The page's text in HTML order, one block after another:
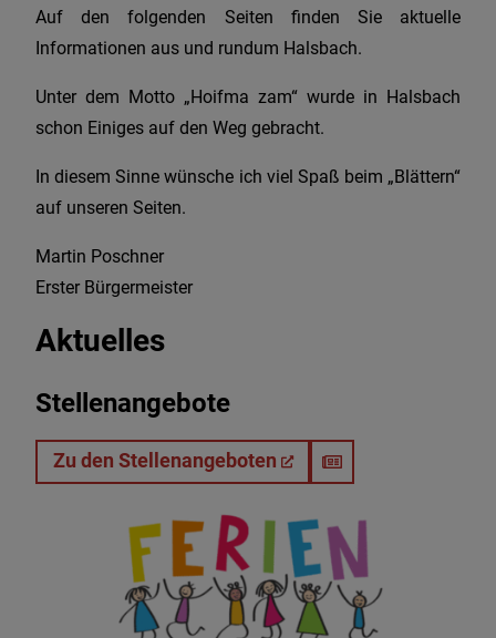
Auf den folgenden Seiten finden Sie aktuelle
Informationen aus und rundum Halsbach.
Unter dem Motto „Hoifma zam“ wurde in Halsbach
schon Einiges auf den Weg gebracht.
In diesem Sinne wünsche ich viel Spaß beim „Blättern“
auf unseren Seiten.
Martin Poschner
Erster Bürgermeister
Aktuelles
Stellenangebote
Zu den Stellenangeboten